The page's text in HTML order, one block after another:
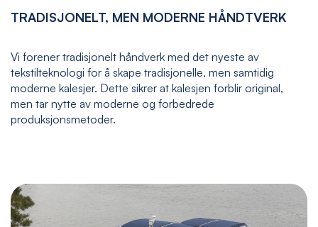
TRADISJONELT, MEN MODERNE HÅNDTVERK
Vi forener tradisjonelt håndverk med det nyeste av
tekstilteknologi for å skape tradisjonelle, men samtidig
moderne kalesjer. Dette sikrer at kalesjen forblir original,
men tar nytte av moderne og forbedrede
produksjonsmetoder.